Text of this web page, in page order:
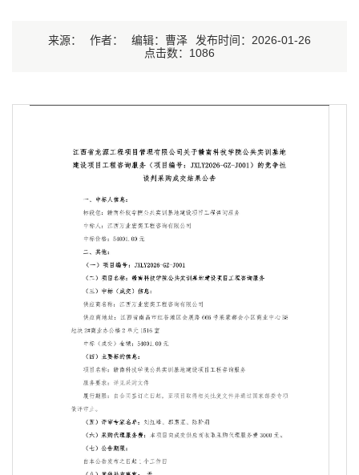
来源： 作者： 编辑：曹泽
发布时间：2026-01-26
点击数： 1086